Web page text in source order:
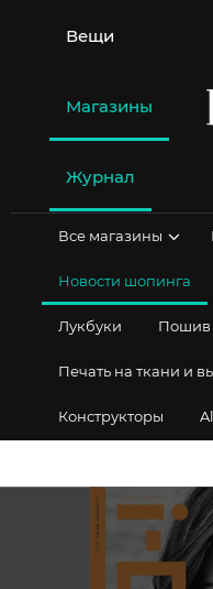
содержимому
Вещи
Магазины
Журнал
Все магазины
Новости шопинга
Лукбуки Пошив
Печать на ткани и
Конструкторы